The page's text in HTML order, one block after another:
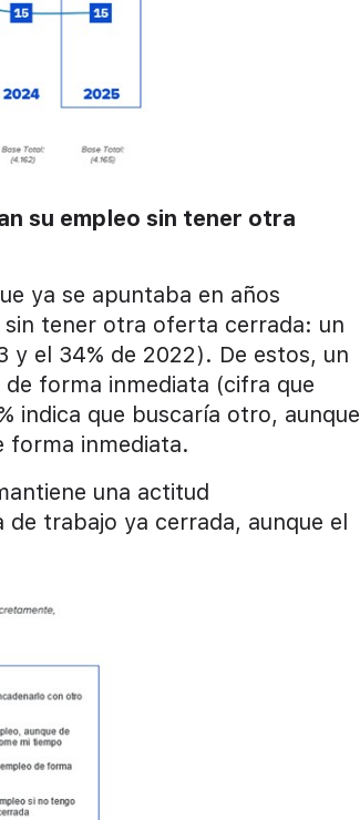
su empleo sin tener otra
ya se apuntaba en años
tener otra oferta cerrada: un
y el 34% de 2022). De estos, un
forma inmediata (cifra que
indica que buscaría otro, aunque
forma inmediata.
una actitud
trabajo ya cerrada, aunque el